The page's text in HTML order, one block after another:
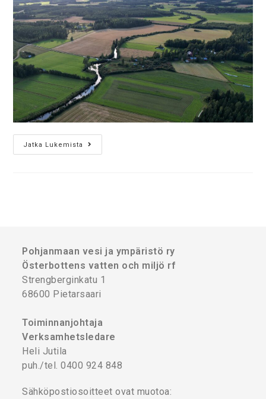
Jatka Lukemista
Pohjanmaan vesi ja ympäristö ry
Österbottens vatten och miljö rf
Strengberginkatu 1
68600 Pietarsaari
Toiminnanjohtaja
Verksamhetsledare
Heli Jutila
puh./tel. 0400 924 848
Sähköpostiosoitteet ovat muotoa: